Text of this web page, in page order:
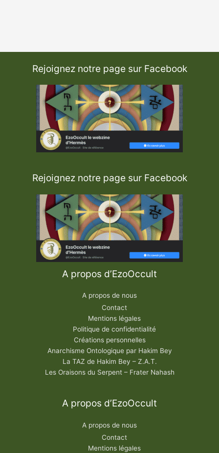
Rejoignez notre page sur Facebook
Rejoignez notre page sur Facebook
A propos d’EzoOccult
A propos de nous
Contact
Mentions légales
Politique de confidentialité
Créations personnelles
Anarchisme Ontologique par Hakim Bey
La TAZ de Hakim Bey – Z.A.T.
Les Oraisons du Serpent – Frater Nahash
A propos d’EzoOccult
A propos de nous
Contact
Mentions légales